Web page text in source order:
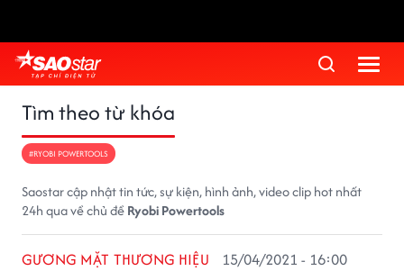
Tìm theo từ khóa
#RYOBI POWERTOOLS
Saostar cập nhật tin tức, sự kiện, hình ảnh, video clip hot nhất
24h qua về chủ đềRyobi Powertools
GƯƠNG MẶT THƯƠNG HIỆU 15/04/2021 - 16:00